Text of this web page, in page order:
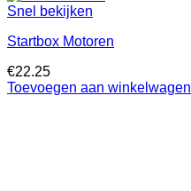
Snel bekijken
Startbox Motoren
€22.25
Toevoegen aan winkelwagen